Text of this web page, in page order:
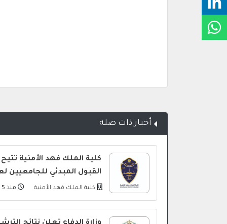
أخبار ذات صلة
كلية الملك فهد الأمنية
القبول المبدئي للجامعيين لعام
كلية الملك فهد الأمنية منذ 5 أيام